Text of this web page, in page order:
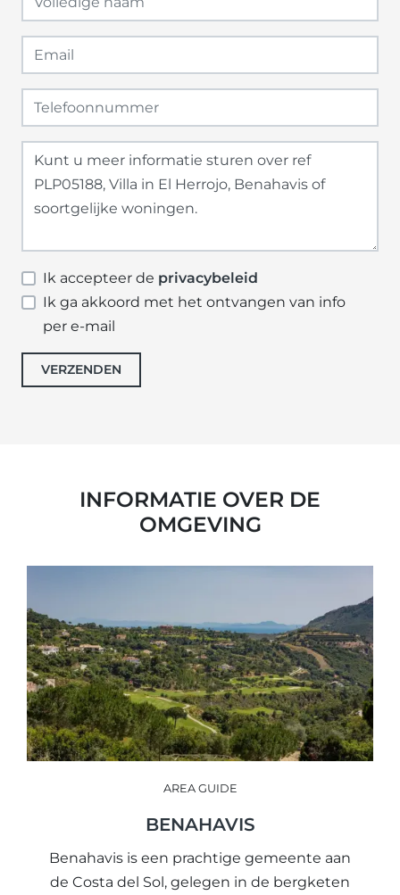
Ik accepteer de privacybeleid
Ik ga akkoord met het ontvangen van info
per e-mail
VERZENDEN
INFORMATIE OVER DE
OMGEVING
AREA GUIDE
BENAHAVIS
Benahavis is een prachtige gemeente aan
de Costa del Sol, gelegen in de bergketen